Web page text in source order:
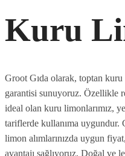
Kuru
Groot Gıda olarak, toptan kuru
garantisi sunuyoruz. Özellikle
ideal olan kuru limonlarımız,
tariflerde kullanıma uygundur.
limon alımlarınızda uygun
avantajı sağlıyoruz. Doğal ve